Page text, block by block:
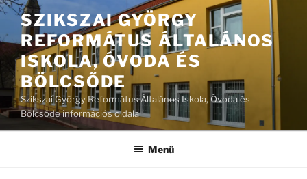
Tartalomhoz
SZIKSZAI GYÖRGY
REFORMÁTUS ÁLTALÁNOS
ISKOLA, ÓVODA ÉS
BÖLCSŐDE
Szikszai György Református Általános Iskola, Óvoda és
Bölcsőde információs oldala
Menü